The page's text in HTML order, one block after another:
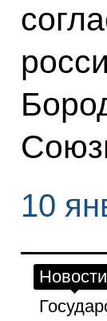
10
Новости